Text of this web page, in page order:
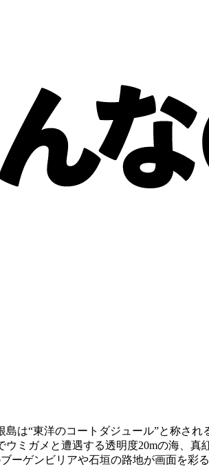
は“東洋のコートダジュール”と称さ
ミガメと遭遇する透明度20mの海、
ーゲンビリアや石垣の路地が画面を